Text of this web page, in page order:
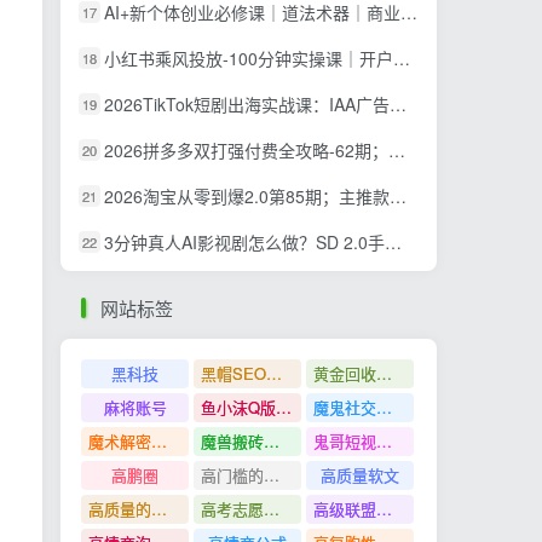
17 AI+新个体创业必修课｜道法术器｜商业逻辑·小红书流量·AI智能体｜低成本打造个人变现小生意全套教学
18 小红书乘风投放-100分钟实操课｜开户返点·标准投搭建·莱卡定向，新店建模撬动笔记自然流量全套教学
19 2026TikTok短剧出海实战课：IAA广告分账×IAP付费变现×账号搭建×平台规则×双轨爆发×回款全流程
20 2026拼多多双打强付费全攻略-62期；成本推广加托管双剑合璧，系统讲解7种付费玩法优劣势与选择策略
21 2026淘宝从零到爆2.0第85期；主推款五项高权重初始设置，改销量评晒秒单快速破零积累基础权重
22 3分钟真人AI影视剧怎么做？SD 2.0手把手完整制作流程｜Higgsfield 14天SD 2.0/2.5无限生成
网站标签
黑科技 黑帽SEO案例分析
黄金回收奢侈品
麻将账号
鱼小沫Q版人物团练课
魔鬼社交实战课全套课程
魔术解密教程
魔兽搬砖搞钱
鬼哥短视频底层逻辑
高鹏圈
高门槛的生意
高质量软文
高质量的问答和知识分享
高考志愿填报
高级联盟营销教程